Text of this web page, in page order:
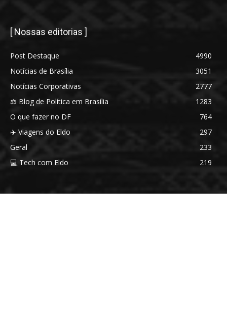
[ Nossas editorias ]
Post Destaque
4990
Notícias de Brasília
3051
Notícias Corporativas
2777
⚖️ Blog de Política em Brasília
1283
O que fazer no DF
764
✈️ Viagens do Eldo
297
Geral
233
💻 Tech com Eldo
219